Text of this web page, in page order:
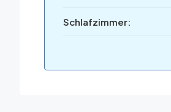
Schlafzimmer: